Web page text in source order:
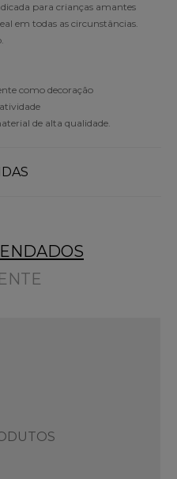
para crianças amantes
em todas as circunstâncias.
como decoração
de alta qualidade.